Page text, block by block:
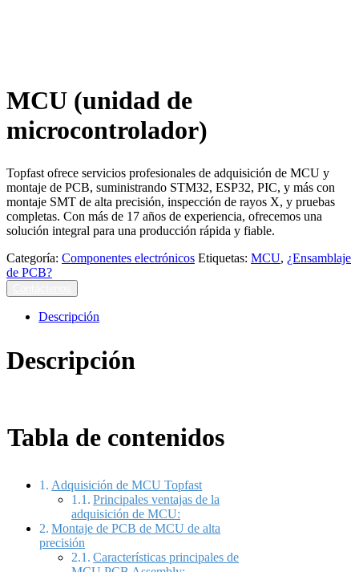
MCU (unidad de
microcontrolador)
Topfast ofrece servicios profesionales de adquisición de MCU y
montaje de PCB, suministrando STM32, ESP32, PIC, y más con
montaje SMT de alta precisión, inspección de rayos X, y pruebas
completas. Con más de 17 años de experiencia, ofrecemos una
solución integral para una producción rápida y fiable.
Categoría: Componentes electrónicos Etiquetas: MCU, ¿Ensamblaje
de PCB?
Descripción
Descripción
Tabla de contenidos
Adquisición de MCU Topfast
Principales ventajas de la
adquisición de MCU:
Montaje de PCB de MCU de alta
precisión
Características principales de